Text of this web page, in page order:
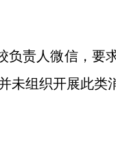
责人微信，要
组织开展此类